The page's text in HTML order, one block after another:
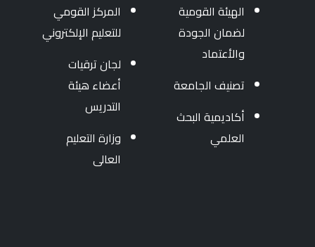
الهيئة القومية
لضمان الجودة
والأعتماد
تصنيف الجامعة
أكاديمية البحث
العلمي
المركز القومي
للتعليم الإلكتروني
لجان ترقيات
أعضاء هيئة
التدريس
وزارة التعليم
العالى